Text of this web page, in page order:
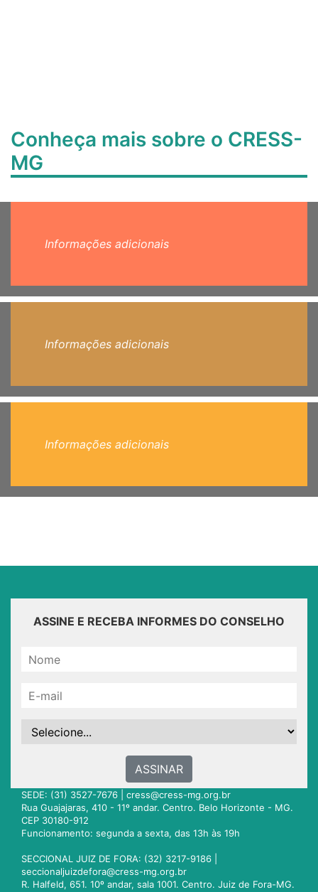
Conheça mais sobre o CRESS-
MG
Informações adicionais
Informações adicionais
Informações adicionais
ASSINE E RECEBA INFORMES DO CONSELHO
ASSINAR
SEDE: (31) 3527-7676 | cress@cress-mg.org.br
Rua Guajajaras, 410 - 11º andar. Centro. Belo Horizonte - MG.
CEP 30180-912
Funcionamento: segunda a sexta, das 13h às 19h
SECCIONAL JUIZ DE FORA: (32) 3217-9186 |
seccionaljuizdefora@cress-mg.org.br
R. Halfeld, 651. 10º andar, sala 1001. Centro. Juiz de Fora-MG.